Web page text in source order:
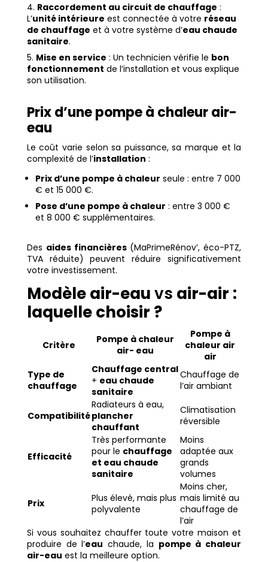
Raccordement au circuit de chauffage :
L’unité intérieure est connectée à votre réseau
de chauffage et à votre système d’eau chaude
sanitaire.
Mise en service : Un technicien vérifie le bon
fonctionnement de l’installation et vous explique
son utilisation.
Prix d’une pompe à chaleur air-
eau
Le coût varie selon sa puissance, sa marque et la
complexité de l’installation :
Prix d’une pompe à chaleur seule : entre 7 000
€ et 15 000 €.
Pose d’une pompe à chaleur : entre 3 000 €
et 8 000 € supplémentaires.
Des aides financières(MaPrimeRénov’, éco-PTZ,
TVA réduite) peuvent réduire significativement
votre investissement.
Modèle air-eauvs air-air :
laquelle choisir ?
Critère
Pompe à chaleur
air- eau
Pompe à
chaleur air
air
Type de
chauffage
Chauffage central
+ eau chaude
sanitaire
Chauffage de
l’air ambiant
Compatibilité
Radiateurs à eau,
plancher
chauffant
Climatisation
réversible
Efficacité
Très performante
pour le chauffage
et eau chaude
sanitaire
Moins
adaptée aux
grands
volumes
Prix
Plus élevé, mais plus
polyvalente
Moins cher,
mais limité au
chauffage de
l’air
Si vous souhaitez chauffer toute votre maison et
produire de l’eau chaude, la pompe à chaleur
air-eau est la meilleure option.